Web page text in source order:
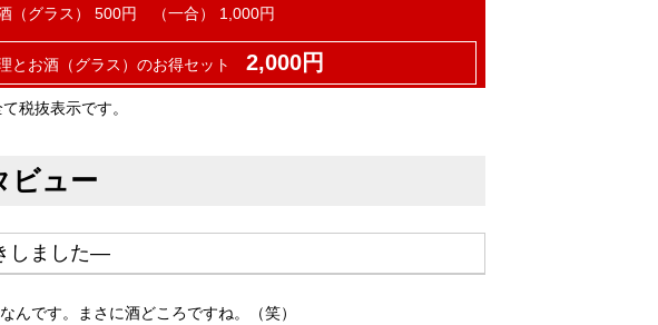
（グラス） 500円 （一合） 1,000円
とお酒（グラス）のお得セット 2,000円
税抜表示です。
ュー
しました―
んです。まさに酒どころですね。（笑）